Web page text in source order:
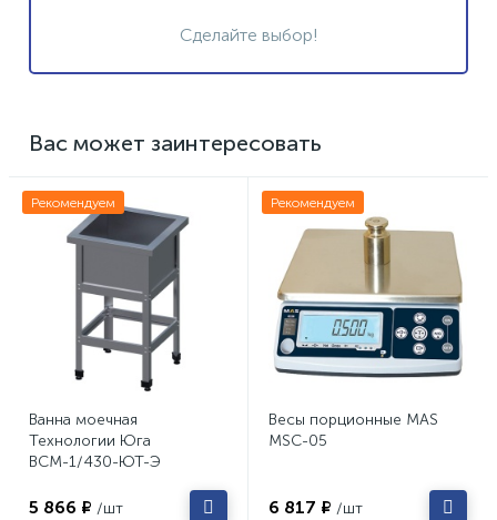
Сделайте выбор!
Вас может заинтересовать
Рекомендуем
Ванна моечная
Технологии Юга
ВСМ-1/430-ЮТ-Э
5 866 ₽ /шт
Рекомендуем
Весы порционные MAS
MSC-05
6 817 ₽ /шт